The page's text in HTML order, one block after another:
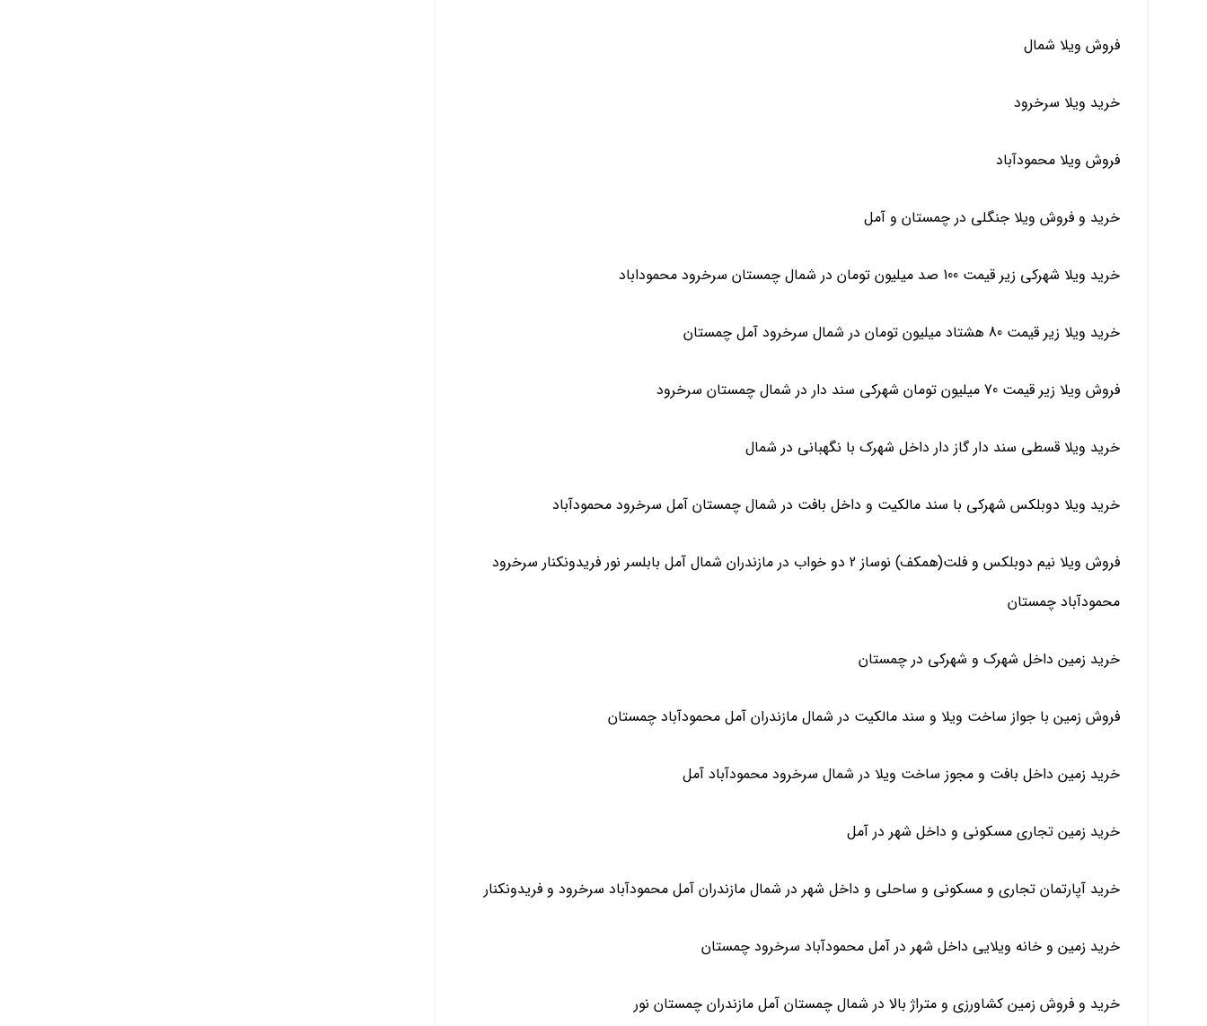
فروش ویلا شمال
خرید ویلا سرخرود
فروش ویلا محمودآباد
خرید و فروش ویلا جنگلی در چمستان و آمل
خرید ویلا شهرکی زیر قیمت 100 صد میلیون تومان در شمال چمستان سرخرود محموداباد
خرید ویلا زیر قیمت 80 هشتاد میلیون تومان در شمال سرخرود آمل چمستان
فروش ویلا زیر قیمت 70 میلیون تومان شهرکی سند دار در شمال چمستان سرخرود
خرید ویلا قسطی سند دار گاز دار داخل شهرک با نگهبانی در شمال
خرید ویلا دوبلکس شهرکی با سند مالکیت و داخل بافت در شمال چمستان آمل سرخرود محمودآباد
فروش ویلا نیم دوبلکس و فلت(همکف) نوساز 2 دو خواب در مازندران شمال آمل بابلسر نور فریدونکنار سرخرود
محمودآباد چمستان
خرید زمین داخل شهرک و شهرکی در چمستان
فروش زمین با جواز ساخت ویلا و سند مالکیت در شمال مازندران آمل محمودآباد چمستان
خرید زمین داخل بافت و مجوز ساخت ویلا در شمال سرخرود محمودآباد آمل
خرید زمین تجاری مسکونی و داخل شهر در آمل
خرید آپارتمان تجاری و مسکونی و ساحلی و داخل شهر در شمال مازندران آمل محمودآباد سرخرود و فریدونکنار
خرید زمین و خانه ویلایی داخل شهر در آمل محمودآباد سرخرود چمستان
خرید و فروش زمین کشاورزی و متراژ بالا در شمال چمستان آمل مازندران چمستان نور